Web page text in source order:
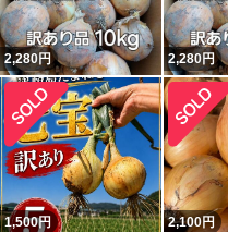
2,280円 2,280円
1,500円 2,100円